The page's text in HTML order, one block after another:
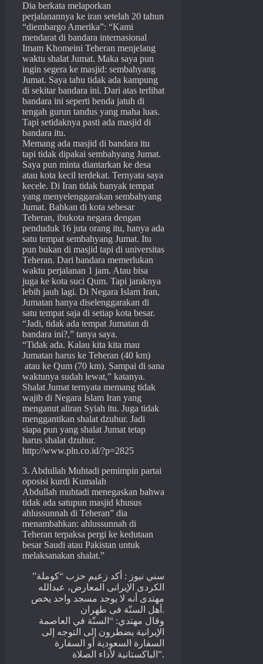
Dia berkata melaporkan
perjalanannya ke iran setelah 20 tahun
“diembargo Amerika”: “Kami
mendarat di bandara internasional
Imam Khomeini Teheran menjelang
waktu shalat Jumat. Maka saya pun
ingin segera ke masjid: sembahyang
Jumat. Saya tahu tidak ada kampung
di sekitar bandara ini. Dari atas terlihat
bandara ini seperti benda jatuh di
tengah gurun tandus yang maha luas.
Tapi setidaknya pasti ada masjid di
bandara itu.
Memang ada masjid di bandara itu
tapi tidak dipakai sembahyang Jumat.
Saya pun minta diantarkan ke desa
atau kota kecil terdekat. Ternyata saya
kecele. Di Iran tidak banyak tempat
yang menyelenggarakan sembahyang
Jumat. Bahkan di kota sebesar
Teheran, ibukota negara dengan
penduduk 16 juta orang itu, hanya ada
satu tempat sembahyang Jumat. Itu
pun bukan di masjid tapi di universitas
Teheran. Dari bandara memerlukan
waktu perjalanan 1 jam. Atau bisa
juga ke kota suci Qum. Tapi jaraknya
lebih jauh lagi. Di Negara Islam Iran,
Jumatan hanya diselenggarakan di
satu tempat saja di setiap kota besar.
“Jadi, tidak ada tempat Jumatan di
bandara ini?,” tanya saya.
“Tidak ada. Kalau kita kita mau
Jumatan harus ke Teheran (40 km)
atau ke Qum (70 km). Sampai di sana
waktunya sudah lewat,” katanya.
Shalat Jumat ternyata memang tidak
wajib di Negara Islam Iran yang
menganut aliran Syiah itu. Juga tidak
menggantikan shalat dzuhur. Jadi
siapa pun yang shalat Jumat tetap
harus shalat dzuhur.
http://www.pln.co.id/?p=2825
3. Abdullah Muhtadi pemimpin partai
oposisi kurdi Kumalah
Abdullah muhtadi menegaskan bahwa
tidak ada satupun masjid khusus
ahlussunnah di Teheran” dia
menambahkan: ahlussunnah di
Teheran terpaksa pergi ke kedutaan
besar Saudi atau Pakistan untuk
melaksanakan shalat.”
سني نيوز : أكد زعيم حزب “كوملة”
الكردى الإيرانى المعارض، عبدالله
مهتدى أنه لا يوجد مسجد واحد يخص
أهل السنّة فى طهران.
وقال مهتدي: “السنّة في العاصمة
الإيرانية يضطرون إلى التوجه إلى
السفارة السعودية أو السفارة
الباكستانية لأداء الصلاة”.